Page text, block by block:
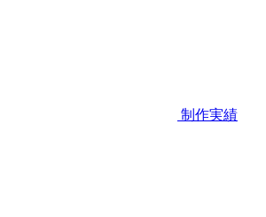
制作実績